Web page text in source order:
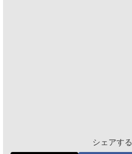
シェアする